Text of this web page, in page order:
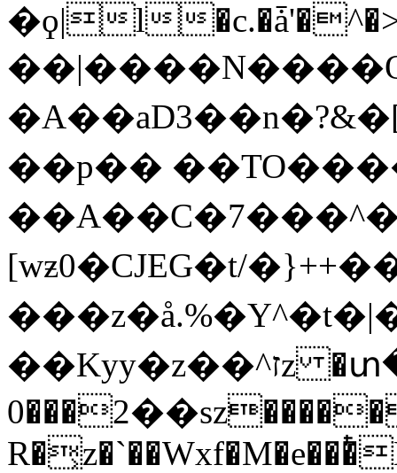
�ϙ|l
��p��
[wƶ0�CJEG�t/
���z�å.%�Y^�t�
��Kyy�z��^זz �տ�`m�$X�B�YI�^ߨ|
��2���0sz������@3"@�c�E6F^�PP$Ȣ�a����J